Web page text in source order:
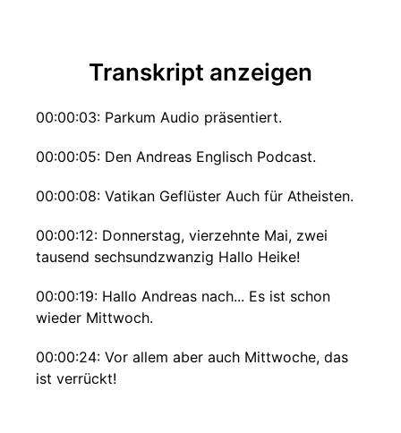
Transkript anzeigen
00:00:03: Parkum Audio präsentiert.
00:00:05: Den Andreas Englisch Podcast.
00:00:08: Vatikan Geflüster Auch für Atheisten.
00:00:12: Donnerstag, vierzehnte Mai, zwei
tausend sechsundzwanzig Hallo Heike!
00:00:19: Hallo Andreas nach... Es ist schon
wieder Mittwoch.
00:00:24: Vor allem aber auch Mittwoche, das
ist verrückt!